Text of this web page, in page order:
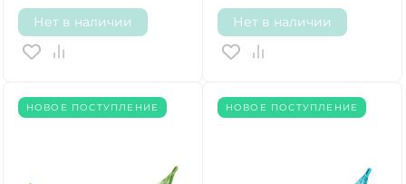
Нет в наличии Нет в наличии
НОВОЕ ПОСТУПЛЕНИЕ НОВОЕ ПОСТУПЛЕНИЕ